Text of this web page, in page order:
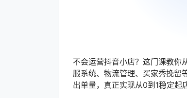
不会运营抖音小店？这门课教你
服系统、物流管理、买家秀挽留
出单量，真正实现从0到1稳定起